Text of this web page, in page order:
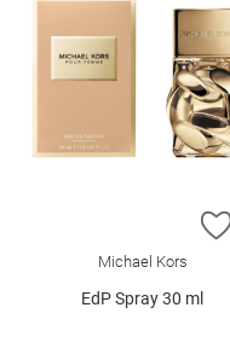
Michael Kors
EdP Spray 30 ml